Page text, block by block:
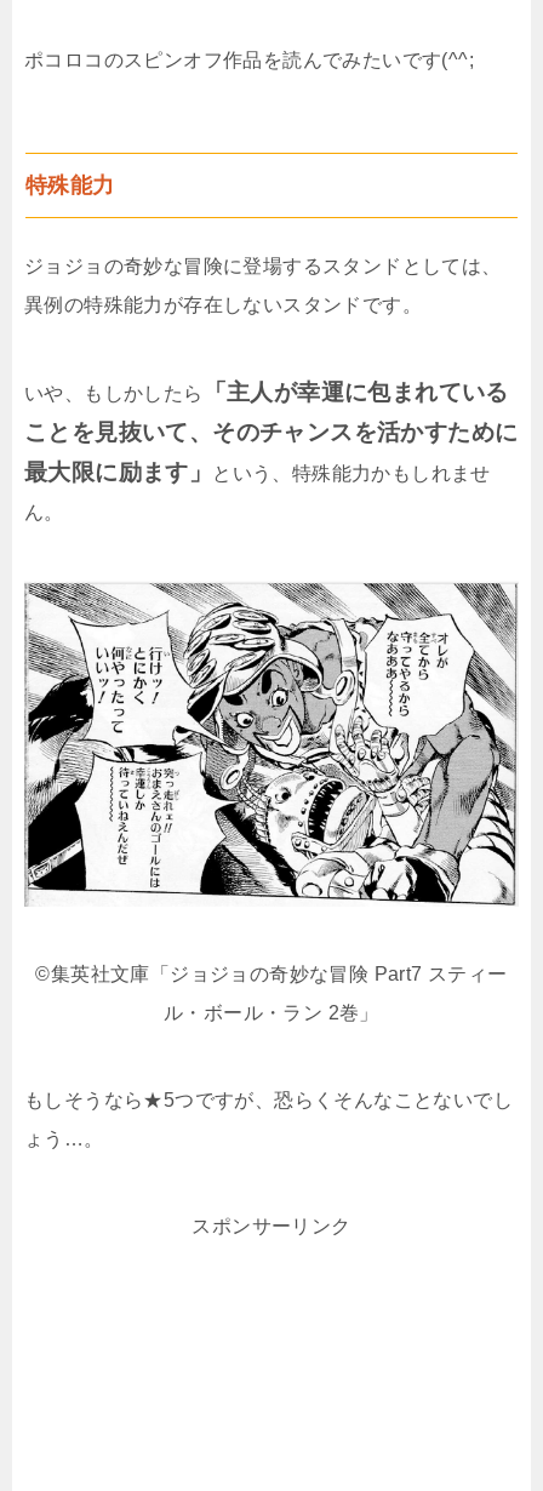
ポコロコのスピンオフ作品を読んでみたいです(^^;
特殊能力
ジョジョの奇妙な冒険に登場するスタンドとしては、
異例の特殊能力が存在しないスタンドです。
いや、もしかしたら
「主人が幸運に包まれている
ことを見抜いて、そのチャンスを活かすために
最大限に励ます」
という、特殊能力かもしれませ
ん。
©集英社文庫「ジョジョの奇妙な冒険 Part7 スティー
ル・ボール・ラン 2巻」
もしそうなら★5つですが、恐らくそんなことないでし
ょう…。
スポンサーリンク